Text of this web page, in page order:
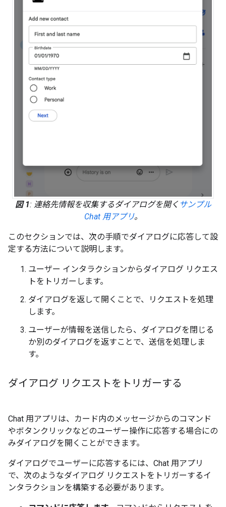
図 1: 連絡先情報を収集するダイアログを開く サンプル
Chat 用アプリ。
このセクションでは、次の手順でダイアログに応答して設
定する方法について説明します。
ユーザー インタラクションからダイアログ リクエス
トをトリガーします。
ダイアログを返して開くことで、リクエストを処理
します。
ユーザーが情報を送信したら、ダイアログを閉じる
か別のダイアログを返すことで、送信を処理しま
す。
ダイアログ リクエストをトリガーする
Chat 用アプリは、カード内のメッセージからのコマンド
やボタンクリックなどのユーザー操作に応答する場合にの
みダイアログを開くことができます。
ダイアログでユーザーに応答するには、Chat 用アプリ
で、次のようなダイアログ リクエストをトリガーするイ
ンタラクションを構築する必要があります。